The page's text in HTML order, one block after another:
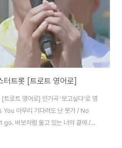
터트롯 [트로트 영어로]
트로트 영어로] 인기곡 ‘보고싶다’로 영
You 아무리 기다려도 난 못가 / No
바보처럼 울고 있는 너의 곁에 /
만 주는 나를 왜 모르고 / Why